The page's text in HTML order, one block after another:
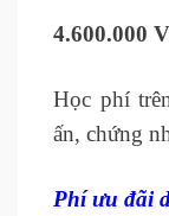
4.600.000
Học phí
ấn, chứng
Phí ưu đãi